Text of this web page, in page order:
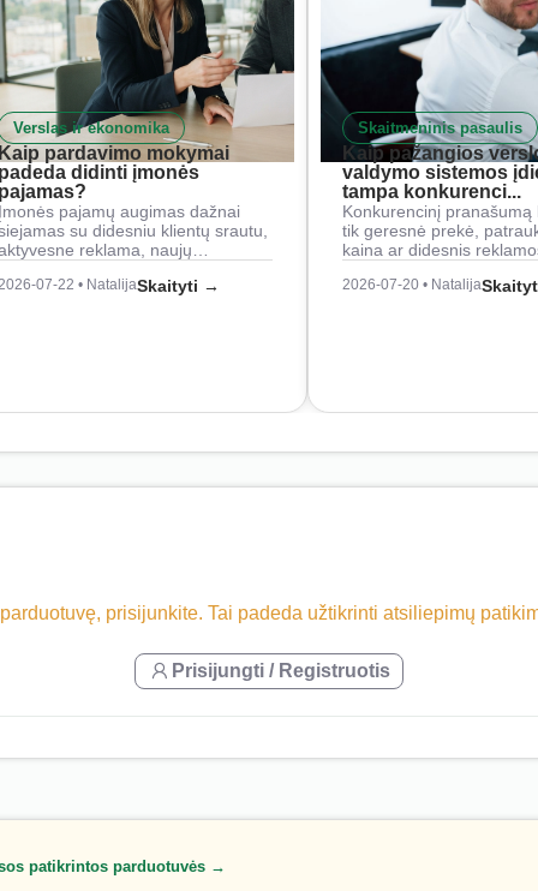
Verslas ir ekonomika
pardavimo mokymai
didinti įmonės
pajamų augimas dažnai
su didesniu klientų srautu,
reklama, naujų…
07-22 • NatalijaSkaityti →
Skaitmeninis pasaulis
Kaip pažangios
valdymo sistemos
tampa konkurenci...
Konkurencinį pranašumą
tik geresnė prekė,
kaina ar didesnis
2026-07-20 • Natalija
prisijunkite. Tai padeda užtikrinti atsiliepimų
Prisijungti / Registruotis
patikrintos parduotuvės →